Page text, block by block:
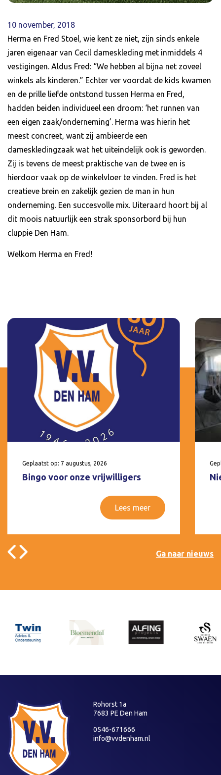
10 november, 2018
Herma en Fred Stoel, wie kent ze niet, zijn sinds enkele
jaren eigenaar van Cecil dameskleding met inmiddels 4
vestigingen. Aldus Fred: “We hebben al bijna net zoveel
winkels als kinderen.” Echter ver voordat de kids kwamen
en de prille liefde ontstond tussen Herma en Fred,
hadden beiden individueel een droom: ‘het runnen van
een eigen zaak/onderneming’. Herma was hierin het
meest concreet, want zij ambieerde een
dameskledingzaak wat het uiteindelijk ook is geworden.
Zij is tevens de meest praktische van de twee en is
hierdoor vaak op de winkelvloer te vinden. Fred is het
creatieve brein en zakelijk gezien de man in hun
onderneming. Een succesvolle mix. Uiteraard hoort bij al
dit moois natuurlijk een strak sponsorbord bij hun
cluppie Den Ham.
Welkom Herma en Fred!
Geplaatst op: 7 augustus, 2026
Bingo voor onze vrijwilligers
Lees meer
Ga naar nieuws
Rohorst 1a
7683 PE Den Ham
0546-671666
info@vvdenham.nl